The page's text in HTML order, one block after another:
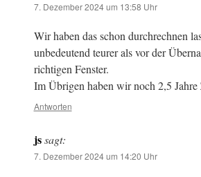
7. Dezember 2024 um 13:58 Uhr
Wir haben das schon durchrechnen
unbedeutend teurer als vor der
richtigen Fenster.
Im Übrigen haben wir noch 2,5 Jahre
Antworten
js sagt:
7. Dezember 2024 um 14:20 Uhr